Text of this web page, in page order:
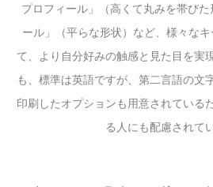
プロフィール」（高くて丸みを帯び
ール」（平らな形状）など、様々な
て、より自分好みの触感と見た目を実
も、標準は英語ですが、第二言語の文
印刷したオプションも用意されている
る人にも配慮されて